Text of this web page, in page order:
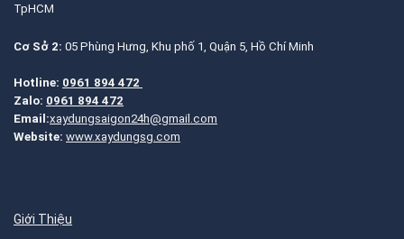
TpHCM
Cơ Sở 2: 05 Phùng Hưng, Khu phố 1, Quận 5, Hồ Chí Minh
Hotline: 0961 894 472
Zalo: 0961 894 472
Email:xaydungsaigon24h@gmail.com
Website: www.xaydungsg.com
Giới Thiệu